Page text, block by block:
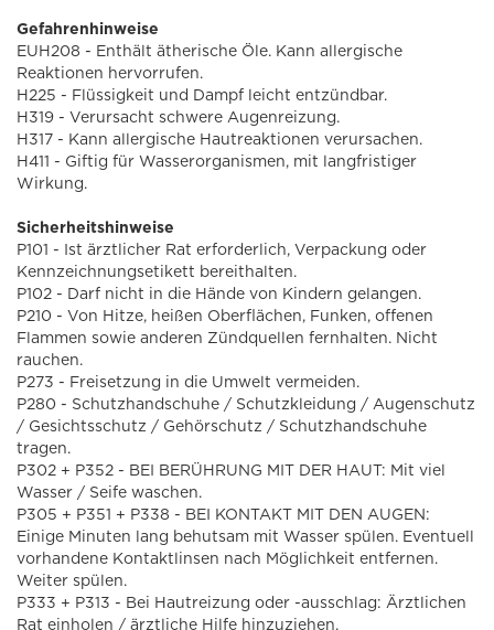
Gefahrenhinweise
EUH208 - Enthält ätherische Öle. Kann allergische
Reaktionen hervorrufen.
H225 - Flüssigkeit und Dampf leicht entzündbar.
H319 - Verursacht schwere Augenreizung.
H317 - Kann allergische Hautreaktionen verursachen.
H411 - Giftig für Wasserorganismen, mit langfristiger
Wirkung.
Sicherheitshinweise
P101 - Ist ärztlicher Rat erforderlich, Verpackung oder
Kennzeichnungsetikett bereithalten.
P102 - Darf nicht in die Hände von Kindern gelangen.
P210 - Von Hitze, heißen Oberflächen, Funken, offenen
Flammen sowie anderen Zündquellen fernhalten. Nicht
rauchen.
P273 - Freisetzung in die Umwelt vermeiden.
P280 - Schutzhandschuhe / Schutzkleidung / Augenschutz
/ Gesichtsschutz / Gehörschutz / Schutzhandschuhe
tragen.
P302 + P352 - BEI BERÜHRUNG MIT DER HAUT: Mit viel
Wasser / Seife waschen.
P305 + P351 + P338 - BEI KONTAKT MIT DEN AUGEN:
Einige Minuten lang behutsam mit Wasser spülen. Eventuell
vorhandene Kontaktlinsen nach Möglichkeit entfernen.
Weiter spülen.
P333 + P313 - Bei Hautreizung oder -ausschlag: Ärztlichen
Rat einholen / ärztliche Hilfe hinzuziehen.